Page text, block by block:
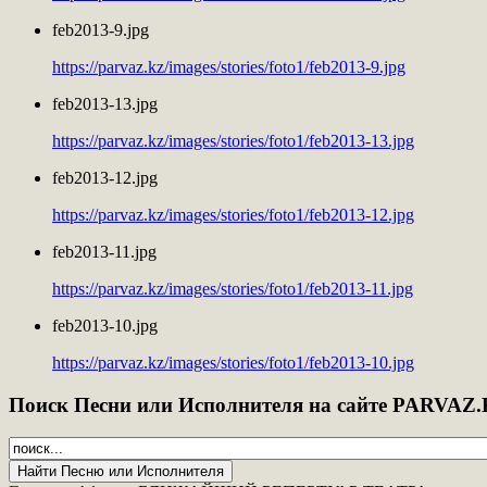
feb2013-9.jpg
https://parvaz.kz/images/stories/foto1/feb2013-9.jpg
feb2013-13.jpg
https://parvaz.kz/images/stories/foto1/feb2013-13.jpg
feb2013-12.jpg
https://parvaz.kz/images/stories/foto1/feb2013-12.jpg
feb2013-11.jpg
https://parvaz.kz/images/stories/foto1/feb2013-11.jpg
feb2013-10.jpg
https://parvaz.kz/images/stories/foto1/feb2013-10.jpg
Поиск Песни или Исполнителя на сайте